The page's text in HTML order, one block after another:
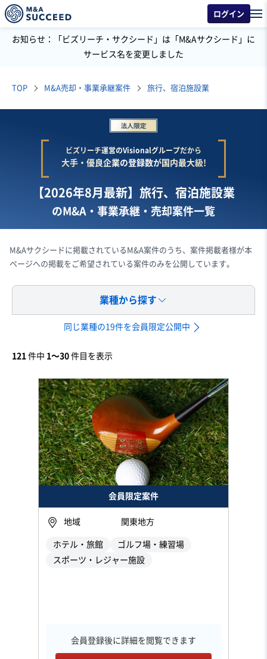
ログイン
お知らせ：「ビズリーチ・サクシード」は「M&Aサクシード」に
サービス名を変更しました
TOP M&A売却・事業承継案件 旅行、宿泊施設業
ビズリーチ運営のVisionalグループだから
大手・優良企業の登録数が国内最大級!
【2026年8月最新】旅行、宿泊施設業
のM&A・事業承継・売却案件一覧
M&Aサクシードに掲載されているM&A案件のうち、案件掲載者様が本
ページへの掲載をご希望されている案件のみを公開しています。
業種から探す
同じ業種の19件を会員限定公開中
121 件中 1〜30 件目を表示
会員限定案件
地域 関東地方
ホテル・旅館
ゴルフ場・練習場
スポーツ・レジャー施設
会員登録後に詳細を閲覧できます